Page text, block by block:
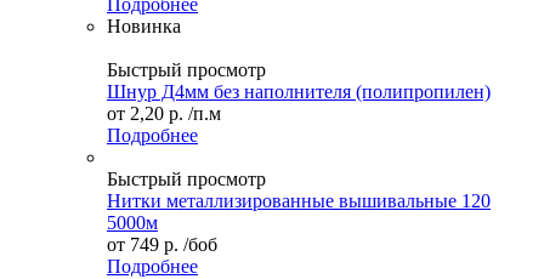
Подробнее
Новинка
Быстрый просмотр
Шнур Д4мм без наполнителя (полипропилен)
от 2,20 р. /п.м
Подробнее
Быстрый просмотр
Нитки металлизированные вышивальные 120
5000м
от 749 р. /боб
Подробнее